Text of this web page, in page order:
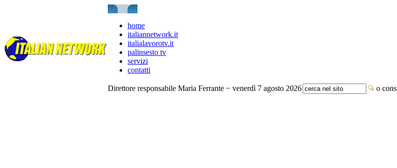
home
italiannetwork.it
italialavorotv.it
palinsesto tv
servizi
contatti
Direttore responsabile Maria Ferrante − venerdì 7 agosto 2026 o